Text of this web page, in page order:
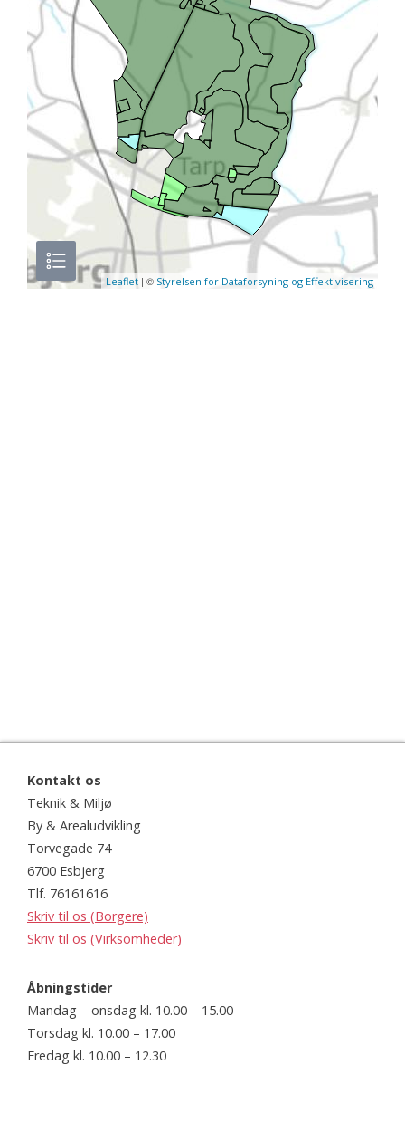
Leaflet | © Styrelsen for Dataforsyning og Effektivisering
Kontakt os
Teknik & Miljø
By & Arealudvikling
Torvegade 74
6700 Esbjerg
Tlf. 76161616
Skriv til os (Borgere)
Skriv til os (Virksomheder)
Åbningstider
Mandag – onsdag kl. 10.00 – 15.00
Torsdag kl. 10.00 – 17.00
Fredag kl. 10.00 – 12.30